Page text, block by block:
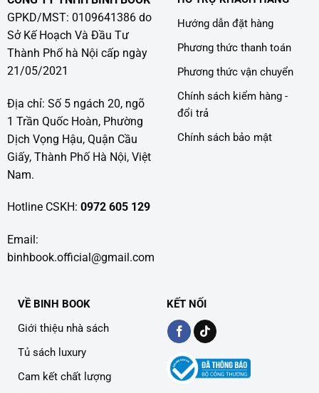
GPKD/MST: 0109641386 do
Sở Kế Hoạch Và Đầu Tư
Thành Phố hà Nội cấp ngày
21/05/2021
Địa chỉ: Số 5 ngách 20, ngõ
1 Trần Quốc Hoàn, Phường
Dịch Vọng Hậu, Quận Cầu
Giấy, Thành Phố Hà Nội, Việt
Nam.
Hotline CSKH: 0972 605 129
Email:
binhbook.official@gmail.com
Hướng dẫn đặt hàng
Phương thức thanh toán
Phương thức vận chuyển
Chính sách kiểm hàng -
đổi trả
Chính sách bảo mật
VỀ BINH BOOK
Giới thiệu nhà sách
Tủ sách luxury
Cam kết chất lượng
KẾT NỐI